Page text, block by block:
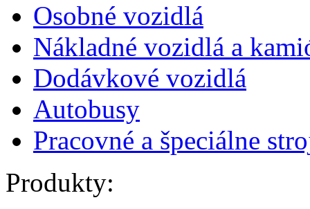
Osobné vozidlá
Nákladné vozidlá a
Dodávkové vozidlá
Autobusy
Pracovné a špeciálne
Produkty: